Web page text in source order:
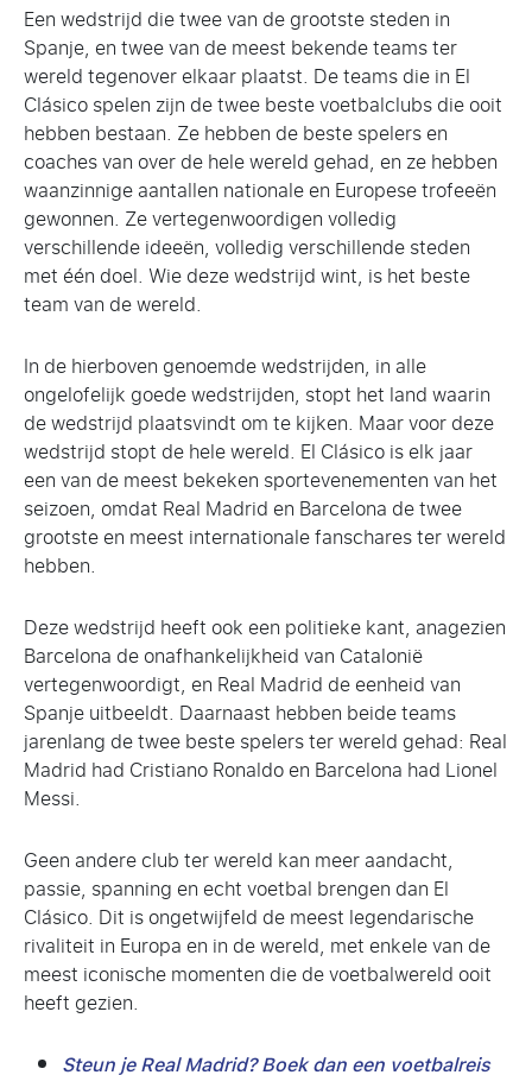
Een wedstrijd die twee van de grootste steden in
Spanje, en twee van de meest bekende teams ter
wereld tegenover elkaar plaatst. De teams die in El
Clásico spelen zijn de twee beste voetbalclubs die ooit
hebben bestaan. Ze hebben de beste spelers en
coaches van over de hele wereld gehad, en ze hebben
waanzinnige aantallen nationale en Europese trofeeën
gewonnen. Ze vertegenwoordigen volledig
verschillende ideeën, volledig verschillende steden
met één doel. Wie deze wedstrijd wint, is het beste
team van de wereld.
In de hierboven genoemde wedstrijden, in alle
ongelofelijk goede wedstrijden, stopt het land waarin
de wedstrijd plaatsvindt om te kijken. Maar voor deze
wedstrijd stopt de hele wereld. El Clásico is elk jaar
een van de meest bekeken sportevenementen van het
seizoen, omdat Real Madrid en Barcelona de twee
grootste en meest internationale fanschares ter wereld
hebben.
Deze wedstrijd heeft ook een politieke kant, anagezien
Barcelona de onafhankelijkheid van Catalonië
vertegenwoordigt, en Real Madrid de eenheid van
Spanje uitbeeldt. Daarnaast hebben beide teams
jarenlang de twee beste spelers ter wereld gehad: Real
Madrid had Cristiano Ronaldo en Barcelona had Lionel
Messi.
Geen andere club ter wereld kan meer aandacht,
passie, spanning en echt voetbal brengen dan El
Clásico. Dit is ongetwijfeld de meest legendarische
rivaliteit in Europa en in de wereld, met enkele van de
meest iconische momenten die de voetbalwereld ooit
heeft gezien.
Steun je Real Madrid? Boek dan een voetbalreis